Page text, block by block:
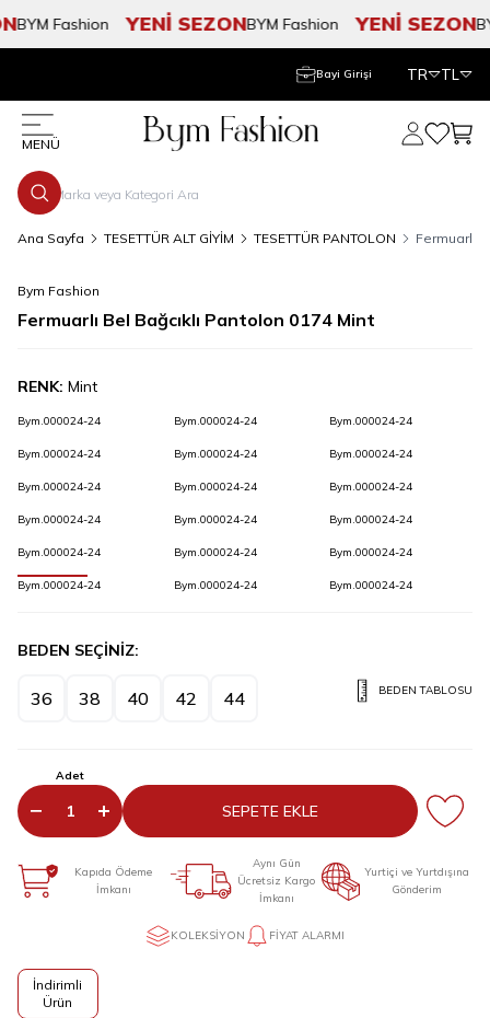
BYM Fashion YENİ SEZONBYM Fashion YENİ SEZON
Bayi Girişi TR TL
MENÜ
Hesabım
Ana Sayfa TESETTÜR ALT GİYİM TESETTÜR PANTOLON Fermuarlı
Bym Fashion
Fermuarlı Bel Bağcıklı Pantolon 0174 Mint
RENK: Mint
Bym.000024-24 Bym.000024-24 Bym.000024-24
Bym.000024-24 Bym.000024-24 Bym.000024-24
Bym.000024-24 Bym.000024-24 Bym.000024-24
Bym.000024-24 Bym.000024-24 Bym.000024-24
Bym.000024-24 Bym.000024-24 Bym.000024-24
Bym.000024-24 Bym.000024-24 Bym.000024-24
BEDEN SEÇİNİZ:
36 38 40 42 44 BEDEN TABLOSU
Adet
SEPETE EKLE
Kapıda Ödeme
İmkanı
Aynı Gün
Ücretsiz Kargo
İmkanı
Yurtiçi ve Yurtdışına
Gönderim
KOLEKSIYON FIYAT ALARMI
İndirimli
Ürün